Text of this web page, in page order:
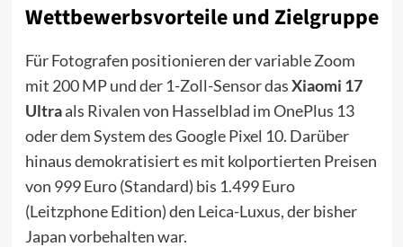
Wettbewerbsvorteile und Zielgruppe
Für Fotografen positionieren der variable Zoom
mit 200 MP und der 1-Zoll-Sensor dasXiaomi 17
Ultraals Rivalen von Hasselblad im OnePlus 13
oder dem System des Google Pixel 10. Darüber
hinaus demokratisiert es mit kolportierten Preisen
von 999 Euro (Standard) bis 1.499 Euro
(Leitzphone Edition) den Leica-Luxus, der bisher
Japan vorbehalten war.